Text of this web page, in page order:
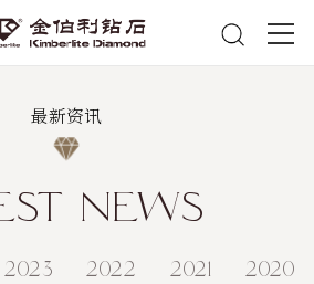
最新资讯
NEWS
2023 2022 2021 2020